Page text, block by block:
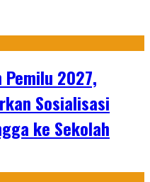
Pemilu 2027,
Sosialisasi
ke Sekolah